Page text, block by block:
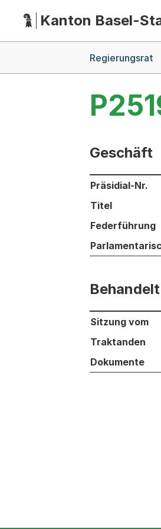
HauptnavigationKanton Basel-
Regierungsrat
Geschäft
Informationen
Präsidial-Nr.
Titel
Federführung
Behandelt an
Sitzung vom
Traktanden
Dokumente